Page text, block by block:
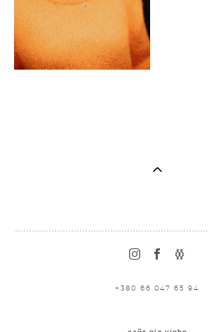
+380 66 047 65 94